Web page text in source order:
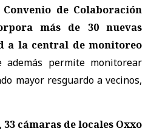
de Colaboración
más de 30 nuevas
a la central de monitoreo
permite monitorear
mayor resguardo a vecinos,
33 cámaras de locales Oxxo